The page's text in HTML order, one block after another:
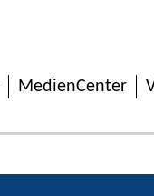
MedienCenter